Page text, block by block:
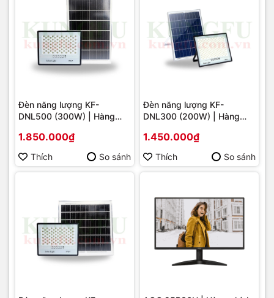
Đèn năng lượng KF-
DNL500 (300W) | Hàng
1.850.000₫
Thích So sánh
Đèn năng lượng KF-
DNL300 (200W) | Hàng
1.450.000₫
Thích So sánh